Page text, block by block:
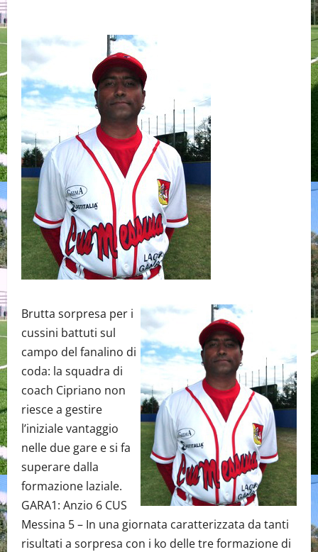
Brutta sorpresa per i
cussini battuti sul
campo del fanalino di
coda: la squadra di
coach Cipriano non
riesce a gestire
l’iniziale vantaggio
nelle due gare e si fa
superare dalla
formazione laziale.
GARA1: Anzio 6 CUS
Messina 5 – In una giornata caratterizzata da tanti
risultati a sorpresa con i ko delle tre formazione di